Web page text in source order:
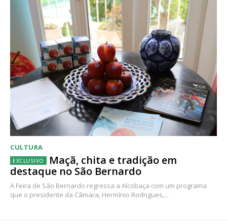
CULTURA
Maçã, chita e tradição em
destaque no São Bernardo
A Feira de São Bernardo regressa a Alcobaça com um programa
que o presidente da Câmara, Hermínio Rodrigues,...